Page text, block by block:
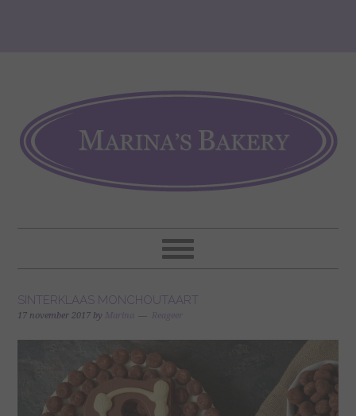
SINTERKLAAS MONCHOUTAART
17 november 2017 by Marina Reageer